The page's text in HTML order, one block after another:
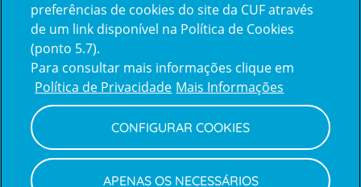
Reclamações
e
elogios
Política de Privacidade e Cookies
Termos e Condições
preferências de cookies do site da CUF através
de um link disponível na Política de Cookies
(ponto 5.7).
Para consultar mais informações clique em
Política de Privacidade Mais Informações
CONFIGURAR COOKIES
APENAS OS NECESSÁRIOS